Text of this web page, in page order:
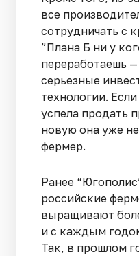
все
сотрудничать с
”Плана Б ни у
переработаешь
серьезные
технологии.
успела продать
новую она уже
фермер.
Ранее
российские
выращивают
и с каждым
Так, в прошлом